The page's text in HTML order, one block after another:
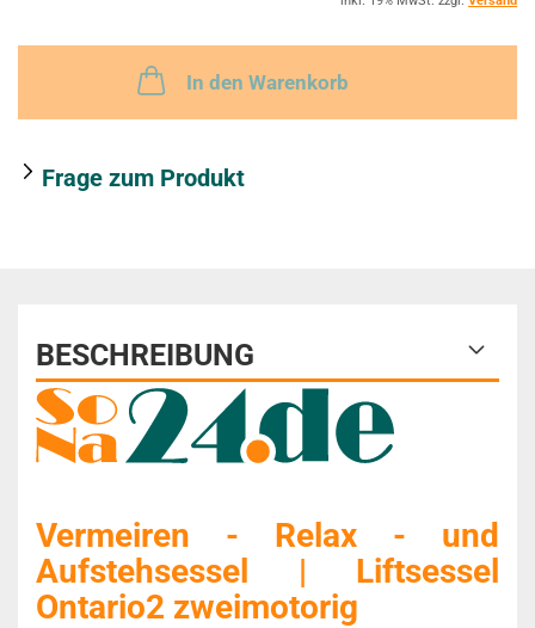
k
e
In den Warenkorb
Frage zum Produkt
BESCHREIBUNG
Vermeiren - Relax - und
Aufstehsessel | Liftsessel
Ontario2 zweimotorig